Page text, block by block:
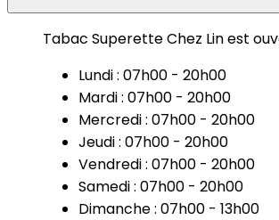
Tabac Superette Chez Lin est
Lundi : 07h00 - 20h00
Mardi : 07h00 - 20h00
Mercredi : 07h00 - 20h00
Jeudi : 07h00 - 20h00
Vendredi : 07h00 - 20h00
Samedi : 07h00 - 20h00
Dimanche : 07h00 - 13h00